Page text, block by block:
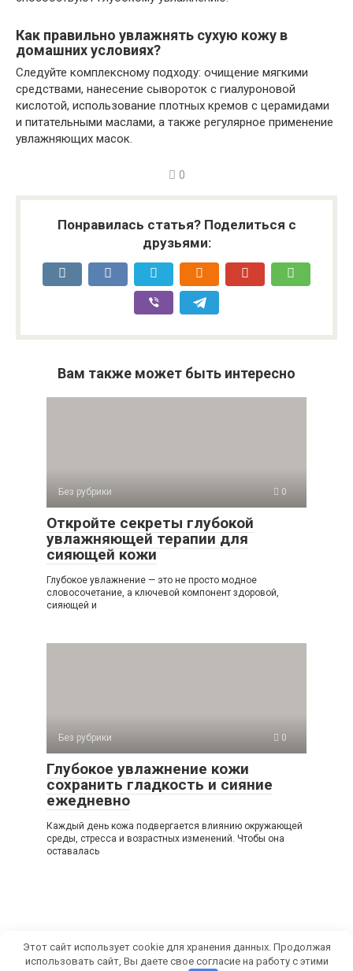
Как правильно увлажнять сухую кожу в
домашних условиях?
Следуйте комплексному подходу: очищение мягкими
средствами, нанесение сывороток с гиалуроновой
кислотой, использование плотных кремов с церамидами
и питательными маслами, а также регулярное применение
увлажняющих масок.
0
Понравилась статья? Поделиться с
друзьями:
Вам также может быть интересно
Без рубрики 0
Откройте секреты глубокой
увлажняющей терапии для
сияющей кожи
Глубокое увлажнение — это не просто модное
словосочетание, а ключевой компонент здоровой,
сияющей и
Без рубрики 0
Глубокое увлажнение кожи
сохранить гладкость и сияние
ежедневно
Каждый день кожа подвергается влиянию окружающей
среды, стресса и возрастных изменений. Чтобы она
оставалась
© 2026 СамРуками
Этот сайт использует cookie для хранения данных. Продолжая
использовать сайт, Вы даете свое согласие на работу с этими